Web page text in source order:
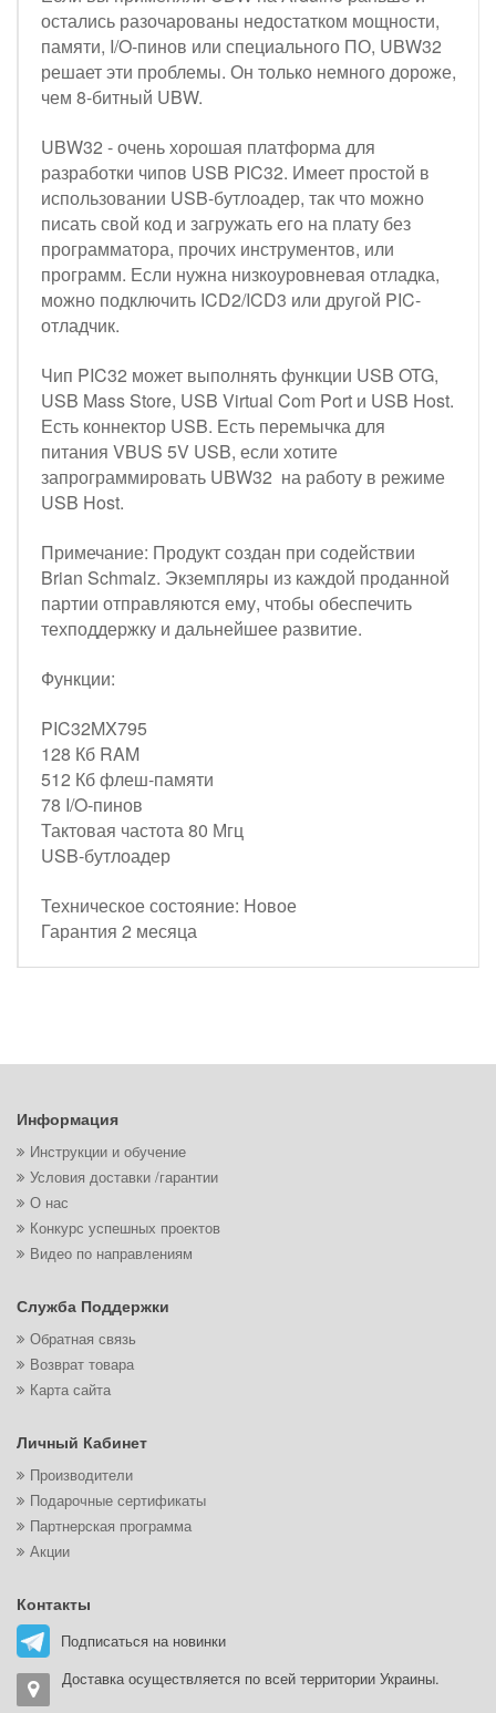
остались разочарованы недостатком мощности,
памяти, I/O-пинов или специального ПО, UBW32
решает эти проблемы. Он только немного дороже,
чем 8-битный UBW.
UBW32 - очень хорошая платформа для
разработки чипов USB PIC32. Имеет простой в
использовании USB-бутлоадер, так что можно
писать свой код и загружать его на плату без
программатора, прочих инструментов, или
программ. Если нужна низкоуровневая отладка,
можно подключить ICD2/ICD3 или другой PIC-
отладчик.
Чип PIC32 может выполнять функции USB OTG,
USB Mass Store, USB Virtual Com Port и USB Host.
Есть коннектор USB. Есть перемычка для
питания VBUS 5V USB, если хотите
запрограммировать UBW32 на работу в режиме
USB Host.
Примечание: Продукт создан при содействии
Brian Schmalz. Экземпляры из каждой проданной
партии отправляются ему, чтобы обеспечить
техподдержку и дальнейшее развитие.
Функции:
PIC32MX795
128 Кб RAM
512 Кб флеш-памяти
78 I/O-пинов
Тактовая частота 80 Мгц
USB-бутлоадер
Техническое состояние: Новое
Гарантия 2 месяца
Информация
Инструкции и обучение
Условия доставки /гарантии
О нас
Конкурс успешных проектов
Видео по направлениям
Служба Поддержки
Обратная связь
Возврат товара
Карта сайта
Личный Кабинет
Производители
Подарочные сертификаты
Партнерская программа
Акции
Контакты
Подписаться на новинки
Доставка осуществляется по всей территории Украины.